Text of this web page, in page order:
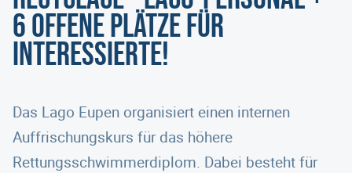
6 offene Plätze für
Interessierte!
Das Lago Eupen organisiert einen internen
Auffrischungskurs für das höhere
Rettungsschwimmerdiplom. Dabei besteht für